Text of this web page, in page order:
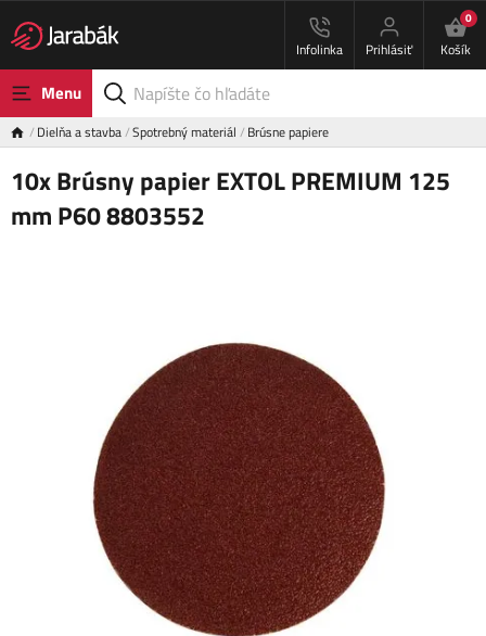
Infolinka Prihlásiť
0
Košík
Menu
Dielňa a stavba Spotrebný materiál Brúsne papiere
10x Brúsny papier EXTOL PREMIUM 125
mm P60 8803552